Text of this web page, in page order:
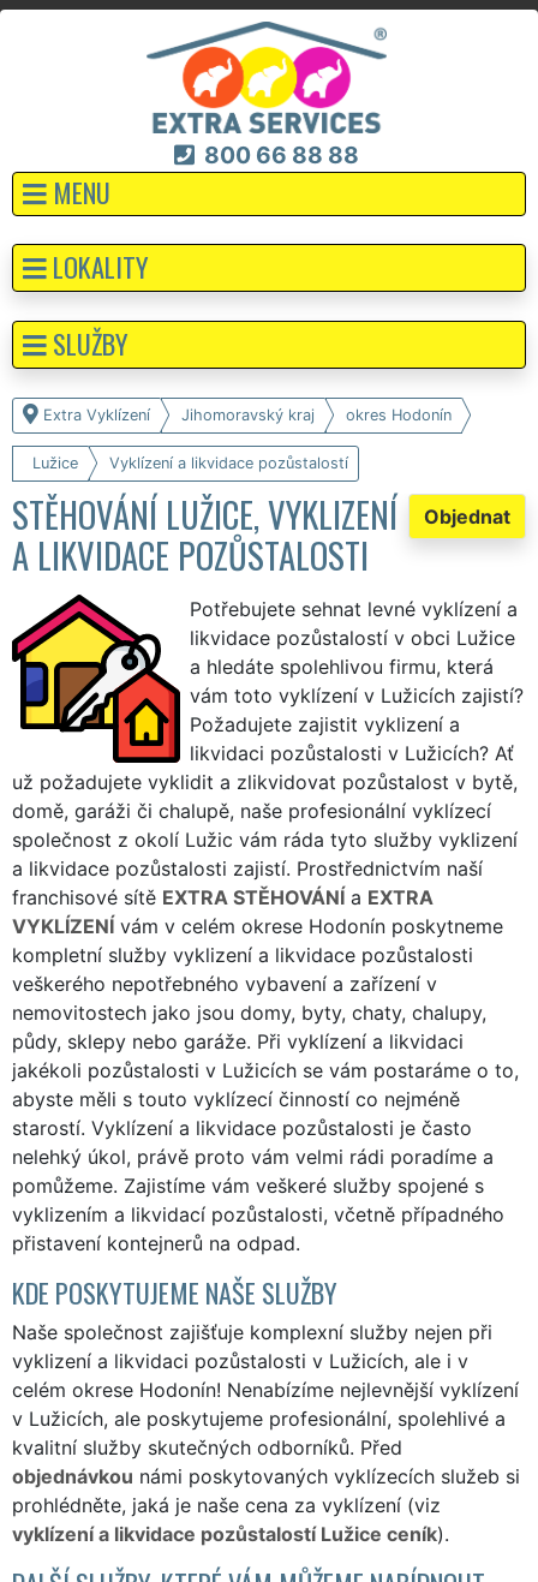
800 66 88 88
MENU
Extra Vyklízení Jihomoravský kraj okres Hodonín
Lužice Vyklízení a likvidace pozůstalostí
Objednat
STĚHOVÁNÍ LUŽICE, VYKLIZENÍ
A LIKVIDACE POZŮSTALOSTI
Potřebujete sehnat levné vyklízení a
likvidace pozůstalostí v obci Lužice
a hledáte spolehlivou firmu, která
vám toto vyklízení v Lužicích zajistí?
Požadujete zajistit vyklizení a
likvidaci pozůstalosti v Lužicích? Ať
už požadujete vyklidit a zlikvidovat pozůstalost v bytě,
domě, garáži či chalupě, naše profesionální vyklízecí
společnost z okolí Lužic vám ráda tyto služby vyklizení
a likvidace pozůstalosti zajistí. Prostřednictvím naší
franchisové sítě EXTRA STĚHOVÁNÍ a EXTRA
VYKLÍZENÍ vám v celém okrese Hodonín poskytneme
kompletní služby vyklizení a likvidace pozůstalosti
veškerého nepotřebného vybavení a zařízení v
nemovitostech jako jsou domy, byty, chaty, chalupy,
půdy, sklepy nebo garáže. Při vyklízení a likvidaci
jakékoli pozůstalosti v Lužicích se vám postaráme o to,
abyste měli s touto vyklízecí činností co nejméně
starostí. Vyklízení a likvidace pozůstalosti je často
nelehký úkol, právě proto vám velmi rádi poradíme a
pomůžeme. Zajistíme vám veškeré služby spojené s
vyklizením a likvidací pozůstalosti, včetně případného
přistavení kontejnerů na odpad.
KDE POSKYTUJEME NAŠE SLUŽBY
Naše společnost zajišťuje komplexní služby nejen při
vyklizení a likvidaci pozůstalosti v Lužicích, ale i v
celém okrese Hodonín! Nenabízíme nejlevnější vyklízení
v Lužicích, ale poskytujeme profesionální, spolehlivé a
kvalitní služby skutečných odborníků. Před
objednávkou námi poskytovaných vyklízecích služeb si
prohlédněte, jaká je naše cena za vyklízení (viz
vyklízení a likvidace pozůstalostí Lužice ceník).
LOKALITY
SLUŽBY